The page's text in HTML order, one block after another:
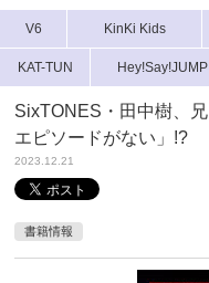
V6 KinKi Kids
KAT-TUN Hey!Say!JUMP
SixTONES・田中樹、
エピソードがない」!?
2023.12.21
書籍情報